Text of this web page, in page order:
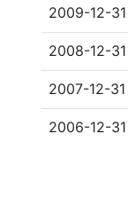
2009-12-31
2008-12-31
2007-12-31
2006-12-31